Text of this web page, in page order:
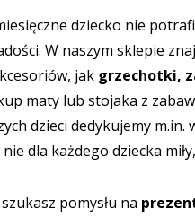
dziecko nie
W naszym sklepie
jak grzechotki,
maty lub stojaka z
dzieci dedykujemy m.in.
dla każdego dziecka
pomysłu na